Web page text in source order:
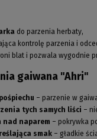
do parzenia herbaty,
kontrolę parzenia i
blat i pozwala wygodnie
gaiwana "Ahri"
– parzenie w
tych samych liści –
nad naparem – pokrywka
smak – gładkie